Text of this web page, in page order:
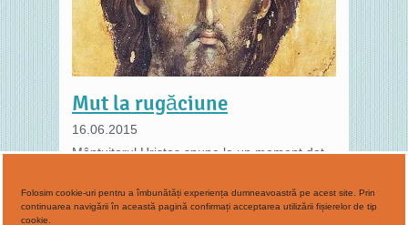
Folosim cookie-uri pentru a îmbunătăți experiența dumneavoastră pe acest site. Prin
continuarea navigării în această pagină confirmați acceptarea utilizării fișierelor de tip
cookie.
Mut la rugăciune
16.06.2015
Mântuitorul Hristos spune la un moment dat
nu spuneţi multe ca neamurile, că